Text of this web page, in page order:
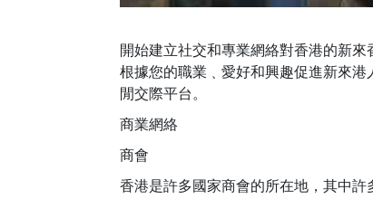
開始建立社交和專業網絡對香港的新
根據您的職業﹑愛好和興趣促進新來
閒交際平台。
商業網絡
商會
香港是許多國家商會的所在地，其中